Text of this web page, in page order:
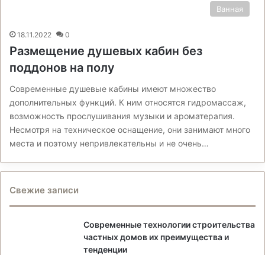
Ванная
18.11.2022 0
Размещение душевых кабин без
поддонов на полу
Современные душевые кабины имеют множество
дополнительных функций. К ним относятся гидромассаж,
возможность прослушивания музыки и ароматерапия.
Несмотря на техническое оснащение, они занимают много
места и поэтому непривлекательны и не очень…
Свежие записи
Современные технологии строительства
частных домов их преимущества и
тенденции